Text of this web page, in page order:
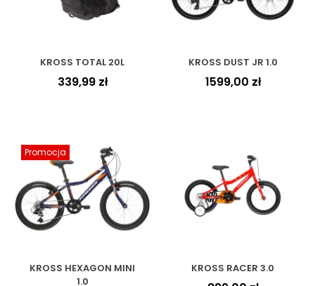
KROSS TOTAL 20L
339,99 zł
KROSS DUST JR 1.0
1599,00 zł
Promocja
KROSS HEXAGON MINI
1.0
KROSS RACER 3.0